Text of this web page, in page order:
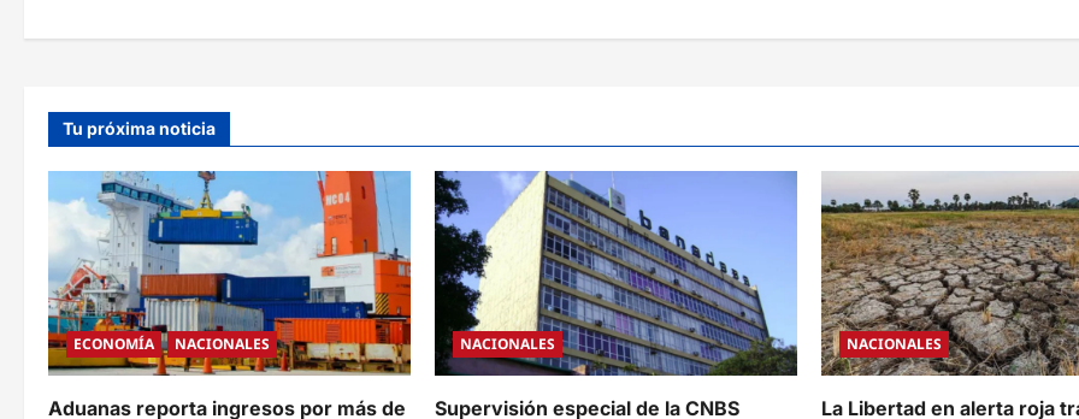
a
ó
n
d
e
Tu próxima noticia
ECONOMÍA NACIONALES
Aduanas reporta ingresos por más de
NACIONALES
Supervisión especial de la CNBS
NACIONALES
La Libertad en alerta roja